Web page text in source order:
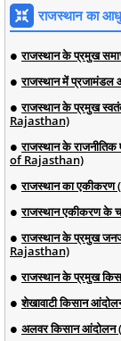
राजस्थान का
राजस्थान के प्रमुख
राजस्थान में
राजस्थान के प्रमुख
Rajasthan)
राजस्थान के
of Rajasthan)
राजस्थान का
राजस्थान एकीकरण
राजस्थान के प्रमुख
Rajasthan)
राजस्थान के प्रमुख
शेखावाटी किसान
अलवर किसान